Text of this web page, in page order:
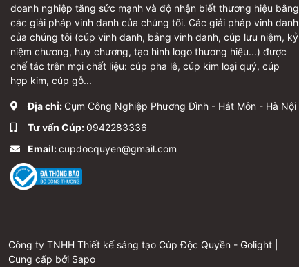
doanh nghiệp tăng sức mạnh và độ nhận biết thương hiệu bằng
các giải pháp vinh danh của chúng tôi. Các giải pháp vinh danh
của chúng tôi (cúp vinh danh, bảng vinh danh, cúp lưu niệm, kỷ
niệm chương, huy chương, tạo hình logo thương hiệu...) được
chế tác trên mọi chất liệu: cúp pha lê, cúp kim loại quý, cúp
hợp kim, cúp gỗ...
Địa chỉ: Cụm Công Nghiệp Phương Đình - Hát Môn - Hà Nội
Tư vấn Cúp:0942283336
Email:cupdocquyen@gmail.com
Công ty TNHH Thiết kế sáng tạo Cúp Độc Quyền - Golight |
Cung cấp bởi Sapo